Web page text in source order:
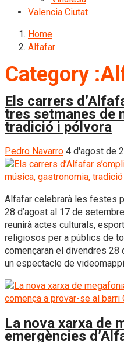
Valencia Ciutat
Home
Alfafar
Category
Els carrers
tres setmanes de
tradició i pólvora
Pedro Navarro 4 d'agost de
Alfafar celebrarà les festes
28 d’agost al 17 de
reunirà actes culturals,
religiosos per a públics de
començaran el divendres 28
un espectacle de
La nova xarxa de
emergències